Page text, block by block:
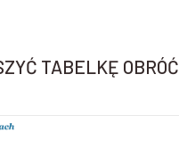
TABELKĘ OBRÓĆ